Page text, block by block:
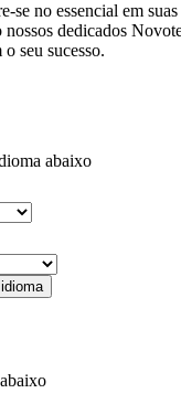
se no essencial em
nossos dedicados
o seu sucesso.
abaixo